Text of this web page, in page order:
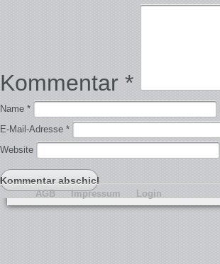
Kommentar *
Name *
E-Mail-Adresse *
Website
AGB Impressum Login